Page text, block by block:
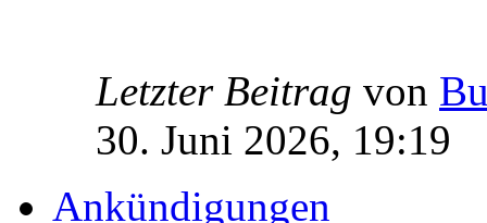
Letzter Beitrag von
30. Juni 2026, 19:19
Ankündigungen